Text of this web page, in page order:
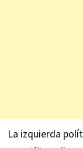
La izquierda